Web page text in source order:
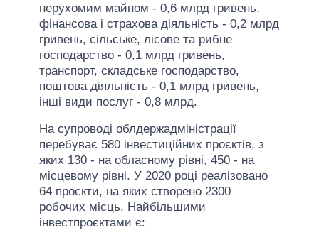
нерухомим майном - 0,6 млрд гривень,
фінансова і страхова діяльність - 0,2 млрд
гривень, сільське, лісове та рибне
господарство - 0,1 млрд гривень,
транспорт, складське господарство,
поштова діяльність - 0,1 млрд гривень,
інші види послуг - 0,8 млрд.
На супроводі облдержадміністрації
перебуває 580 інвестиційних проєктів, з
яких 130 - на обласному рівні, 450 - на
місцевому рівні. У 2020 році реалізовано
64 проєкти, на яких створено 2300
робочих місць. Найбільшими
інвестпроєктами є: